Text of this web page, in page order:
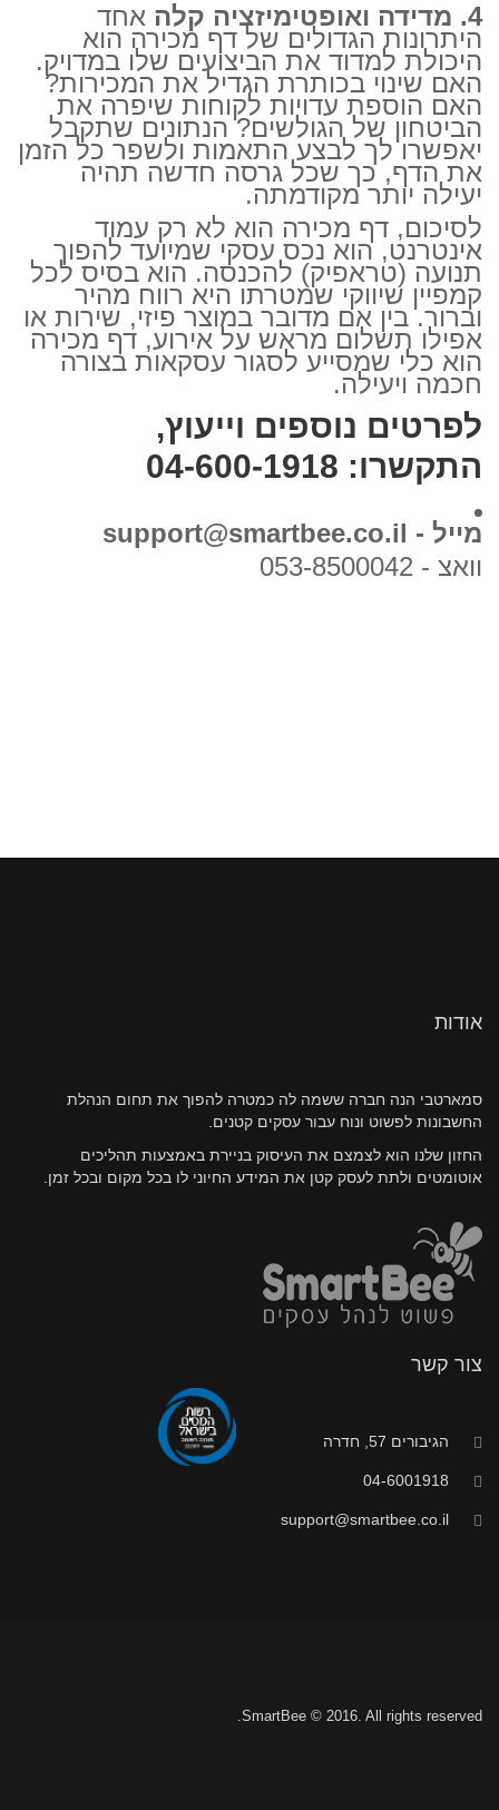
4. מדידה ואופטימיזציה קלה
אחד
היתרונות הגדולים של דף מכירה הוא
היכולת למדוד את הביצועים שלו במדויק.
האם שינוי בכותרת הגדיל את המכירות?
האם הוספת עדויות לקוחות שיפרה את
הביטחון של הגולשים? הנתונים שתקבל
יאפשרו לך לבצע התאמות ולשפר כל הזמן
את הדף, כך שכל גרסה חדשה תהיה
יעילה יותר מקודמתה.
לסיכום, דף מכירה הוא לא רק עמוד
אינטרנט, הוא נכס עסקי שמיועד להפוך
תנועה (טראפיק) להכנסה. הוא בסיס לכל
קמפיין שיווקי שמטרתו היא רווח מהיר
וברור. בין אם מדובר במוצר פיזי, שירות או
אפילו תשלום מראש על אירוע, דף מכירה
הוא כלי שמסייע לסגור עסקאות בצורה
חכמה ויעילה.
לפרטים נוספים וייעוץ,
התקשרו: 04-600-1918
מייל - support@smartbee.co.il
וואצ - 053-8500042
אודות
סמארטבי הנה חברה ששמה לה כמטרה להפוך את תחום הנהלת
החשבונות לפשוט ונוח עבור עסקים קטנים.
החזון שלנו הוא לצמצם את העיסוק בניירת באמצעות תהליכים
אוטומטים ולתת לעסק קטן את המידע החיוני לו בכל מקום ובכל זמן.
צור קשר
הגיבורים 57, חדרה
04-6001918
support@smartbee.co.il
SmartBee © 2016. All rights reserved.